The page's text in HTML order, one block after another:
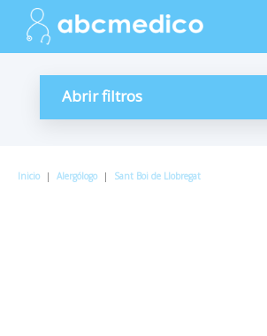
Abrir filtros
Inicio | Alergólogo | Sant Boi de Llobregat